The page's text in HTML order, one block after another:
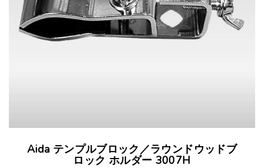
Aida テンプルブロック／ラウンドウッドブ
ロック ホルダー 3007H